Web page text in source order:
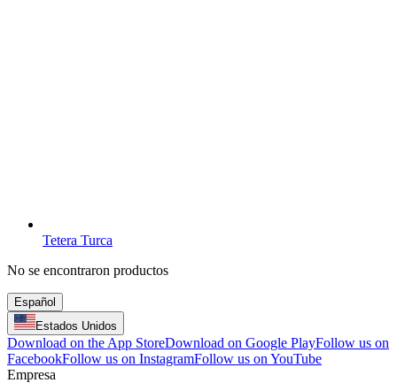
Tetera Turca
No se encontraron productos
Español
Estados Unidos
Download on the App StoreDownload on Google PlayFollow us on
FacebookFollow us on InstagramFollow us on YouTube
Empresa